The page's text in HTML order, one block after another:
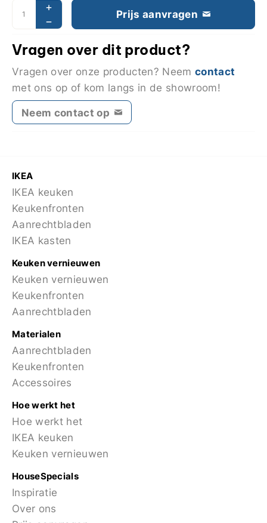
Prijs aanvragen
Vragen over dit product?
Vragen over onze producten? Neem contact
met ons op of kom langs in de showroom!
Neem contact op
IKEA
IKEA keuken
Keukenfronten
Aanrechtbladen
IKEA kasten
Keuken vernieuwen
Keuken vernieuwen
Keukenfronten
Aanrechtbladen
Materialen
Aanrechtbladen
Keukenfronten
Accessoires
Hoe werkt het
Hoe werkt het
IKEA keuken
Keuken vernieuwen
HouseSpecials
Inspiratie
Over ons